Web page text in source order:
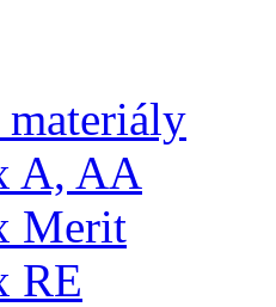
A, AA
Merit
RE